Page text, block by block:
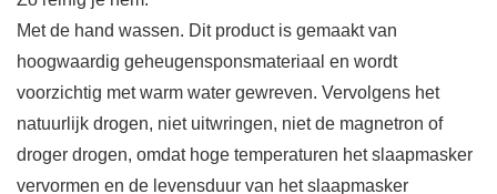
Met de hand wassen. Dit product is gemaakt van
hoogwaardig geheugensponsmateriaal en wordt
voorzichtig met warm water gewreven. Vervolgens het
natuurlijk drogen, niet uitwringen, niet de magnetron of
droger drogen, omdat hoge temperaturen het slaapmasker
vervormen en de levensduur van het slaapmasker